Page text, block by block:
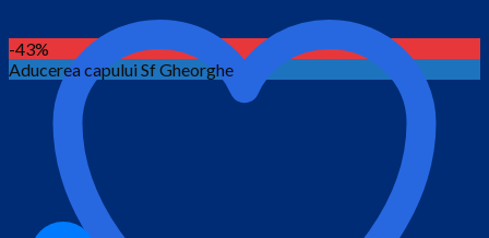
-43%
Aducerea capului Sf Gheorghe